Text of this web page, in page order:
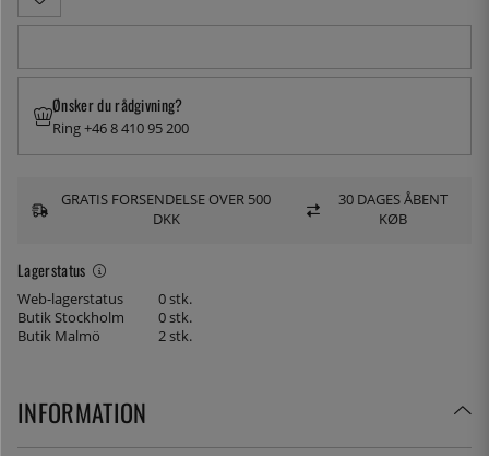
Lagerstatus
Web-lagerstatus
0 stk.
Butik Stockholm
0 stk.
Butik Malmö
2 stk.
Ønsker du rådgivning?
Ring +46 8 410 95 200
GRATIS FORSENDELSE OVER 500
DKK
30 DAGES ÅBENT
KØB
INFORMATION